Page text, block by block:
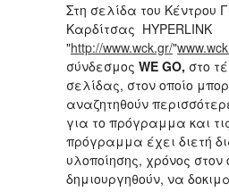
Στη σελίδα του Κέντρου
Καρδίτσας HYPERLINK
"http://www.wck.gr/"
σύνδεσμος WE GO, στο
σελίδας, στον οποίο
αναζητηθούν
για το πρόγραμμα και
πρόγραμμα έχει διετή
υλοποίησης, χρόνος στον
δημιουργηθούν, να